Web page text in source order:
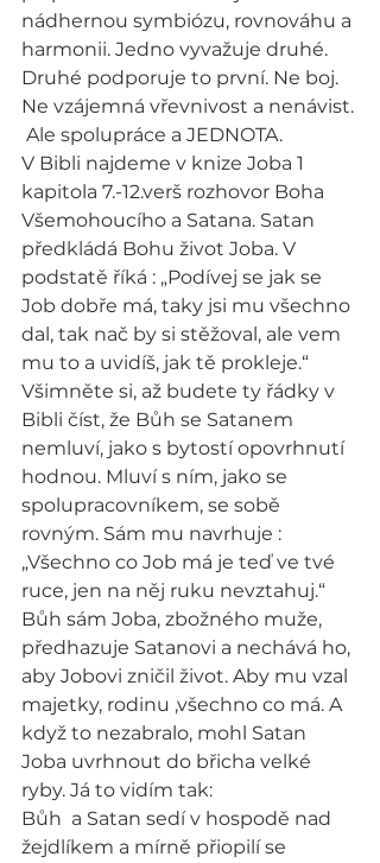
nádhernou symbiózu, rovnováhu a
harmonii. Jedno vyvažuje druhé.
Druhé podporuje to první. Ne boj.
Ne vzájemná vřevnivost a nenávist.
Ale spolupráce a JEDNOTA.
V Bibli najdeme v knize Joba 1
kapitola 7.-12.verš rozhovor Boha
Všemohoucího a Satana. Satan
předkládá Bohu život Joba. V
podstatě říká : „Podívej se jak se
Job dobře má, taky jsi mu všechno
dal, tak nač by si stěžoval, ale vem
mu to a uvidíš, jak tě prokleje.“
Všimněte si, až budete ty řádky v
Bibli číst, že Bůh se Satanem
nemluví, jako s bytostí opovrhnutí
hodnou. Mluví s ním, jako se
spolupracovníkem, se sobě
rovným. Sám mu navrhuje :
„Všechno co Job má je teď ve tvé
ruce, jen na něj ruku nevztahuj.“
Bůh sám Joba, zbožného muže,
předhazuje Satanovi a nechává ho,
aby Jobovi zničil život. Aby mu vzal
majetky, rodinu ,všechno co má. A
když to nezabralo, mohl Satan
Joba uvrhnout do břicha velké
ryby. Já to vidím tak:
Bůh  a Satan sedí v hospodě nad
žejdlíkem a mírně přiopilí se